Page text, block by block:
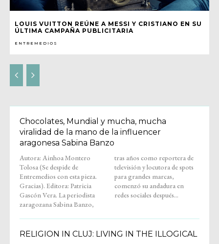
LOUIS VUITTON REÚNE A MESSI Y CRISTIANO EN SU
ÚLTIMA CAMPAÑA PUBLICITARIA
ENTREMEDIOS
Chocolates, Mundial y mucha, mucha
viralidad de la mano de la influencer
aragonesa Sabina Banzo
Autora: Ainhoa Montero
Tolosa (Se despide de
Entremedios con esta pieza.
Gracias). Editora: Patricia
Gascón Vera. La periodista
zaragozana Sabina Banzo,
tras años como reportera de
televisión y locutora de spots
para grandes marcas,
comenzó su andadura en
redes sociales después...
RELIGION IN CLUJ: LIVING IN THE ILLOGICAL